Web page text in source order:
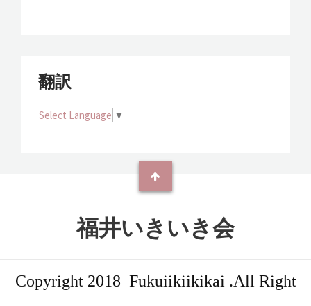
翻訳
Select Language ▼
福井いきいき会
Copyright 2018 Fukuiikiikikai .All Right